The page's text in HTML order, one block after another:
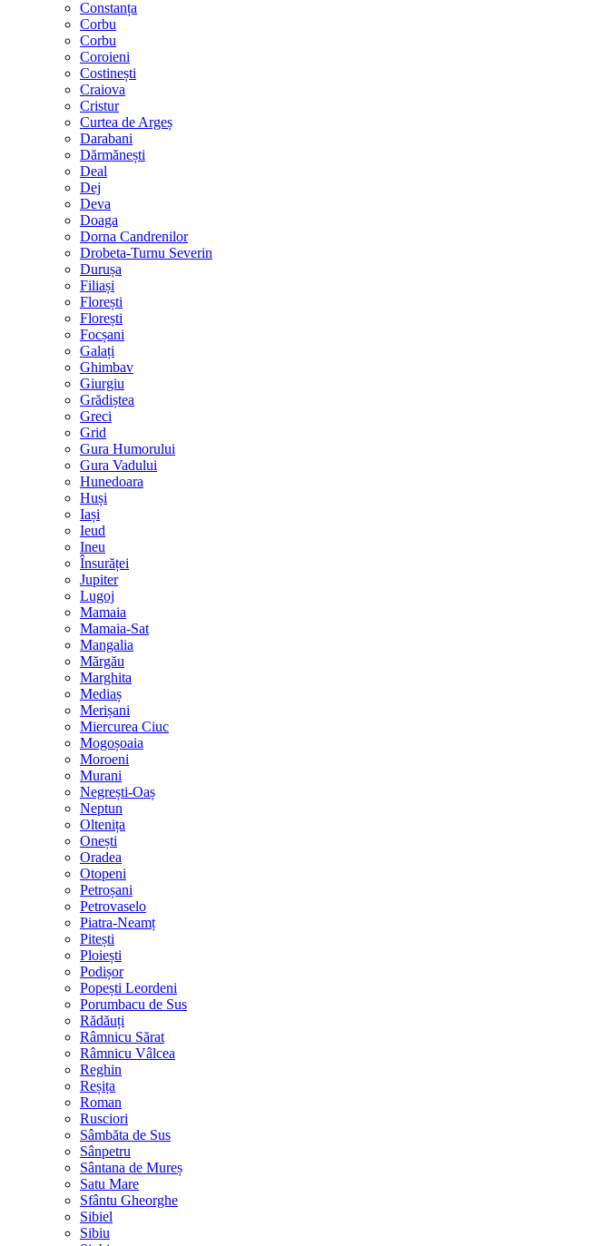
Constanța
Corbu
Corbu
Coroieni
Costinești
Craiova
Cristur
Curtea de Argeș
Darabani
Dărmănești
Deal
Dej
Deva
Doaga
Dorna Candrenilor
Drobeta-Turnu Severin
Durușa
Filiași
Florești
Florești
Focșani
Galați
Ghimbav
Giurgiu
Grădiștea
Greci
Grid
Gura Humorului
Gura Vadului
Hunedoara
Huși
Iași
Ieud
Ineu
Însurăței
Jupiter
Lugoj
Mamaia
Mamaia-Sat
Mangalia
Mărgău
Marghita
Mediaș
Merișani
Miercurea Ciuc
Mogoșoaia
Moroeni
Murani
Negrești-Oaș
Neptun
Oltenița
Onești
Oradea
Otopeni
Petroșani
Petrovaselo
Piatra-Neamț
Pitești
Ploiești
Podișor
Popești Leordeni
Porumbacu de Sus
Rădăuți
Râmnicu Sărat
Râmnicu Vâlcea
Reghin
Reșița
Roman
Rusciori
Sâmbăta de Sus
Sânpetru
Sântana de Mureș
Satu Mare
Sfântu Gheorghe
Sibiel
Sibiu